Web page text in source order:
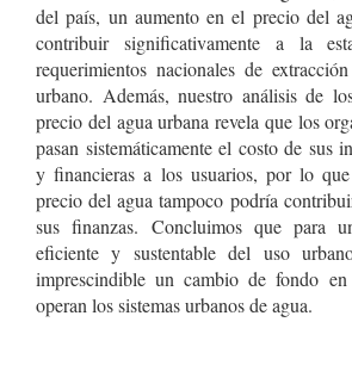
del país, un aumento en el precio del
contribuir significativamente a la
requerimientos nacionales de
urbano. Además, nuestro análisis de
precio del agua urbana revela que los
pasan sistemáticamente el costo de sus
y financieras a los usuarios, por lo
precio del agua tampoco podría
sus finanzas. Concluimos que para
eficiente y sustentable del uso
imprescindible un cambio de fondo
operan los sistemas urbanos de agua.